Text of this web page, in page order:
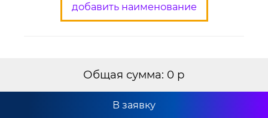
добавить наименование
Общая сумма: 0 р
В заявку